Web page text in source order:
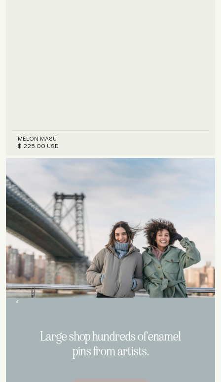
MELON MASU
$ 225.00 USD
Large shop hundreds of enamel
pins from artists.